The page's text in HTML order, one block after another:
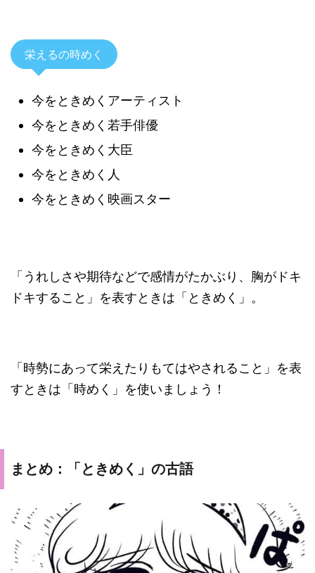
栄えるの時めく
今をときめくアーティスト
今をときめく若手俳優
今をときめく大臣
今をときめく人
今をときめく映画スター
「うれしさや期待などで感情がたかぶり、胸がドキ
ドキすること」を表すときは「ときめく」。
「時勢にあって栄えたりもてはやされること」を表
すときは「時めく」を使いましょう！
まとめ：「ときめく」の古語